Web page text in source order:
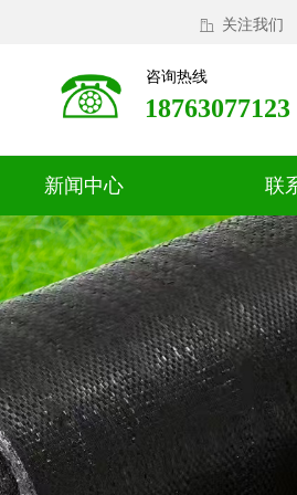
ꀶ 关注我们
咨询热线
18763077123
新闻中心 联